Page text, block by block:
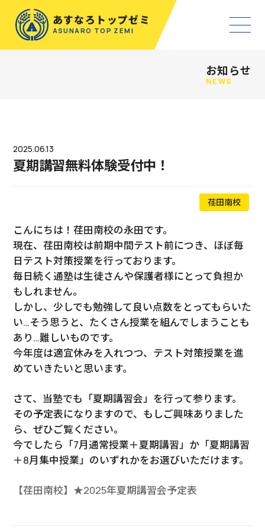
あすなろトップゼミ
ASUNARO TOP ZEMI
お知らせ
NEWS
2025.06.13
夏期講習無料体験受付中！
荏田南校
こんにちは！荏田南校の永田です。
現在、荏田南校は前期中間テスト前につき、ほぼ毎
日テスト対策授業を行っております。
毎日続く通塾は生徒さんや保護者様にとって負担か
もしれません。
しかし、少しでも勉強して良い点数をとってもらいた
い…そう思うと、たくさん授業を組んでしまうことも
あり…難しいものです。
今年度は適宜休みを入れつつ、テスト対策授業を進
めていきたいと思います。
さて、当塾でも「夏期講習会」を行って参ります。
その予定表になりますので、もしご興味ありました
ら、ぜひご覧ください。
今でしたら「7月通常授業＋夏期講習」か「夏期講習
＋8月集中授業」のいずれかをお選びいただけます。
【荏田南校】★2025年夏期講習会予定表